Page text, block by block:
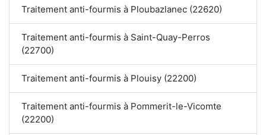
Traitement anti-fourmis à Ploubazlanec (22620)
Traitement anti-fourmis à Saint-Quay-Perros
(22700)
Traitement anti-fourmis à Plouisy (22200)
Traitement anti-fourmis à Pommerit-le-Vicomte
(22200)